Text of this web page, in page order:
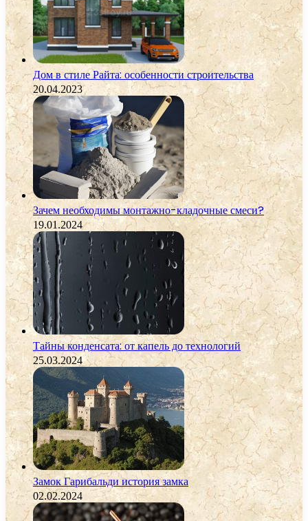
Дом в стиле Райта: особенности строительства
20.04.2023
Зачем необходимы монтажно-кладочные смеси?
19.01.2024
Тайны конденсата: от капель до технологий
25.03.2024
Замок Гарибальди история замка
02.02.2024